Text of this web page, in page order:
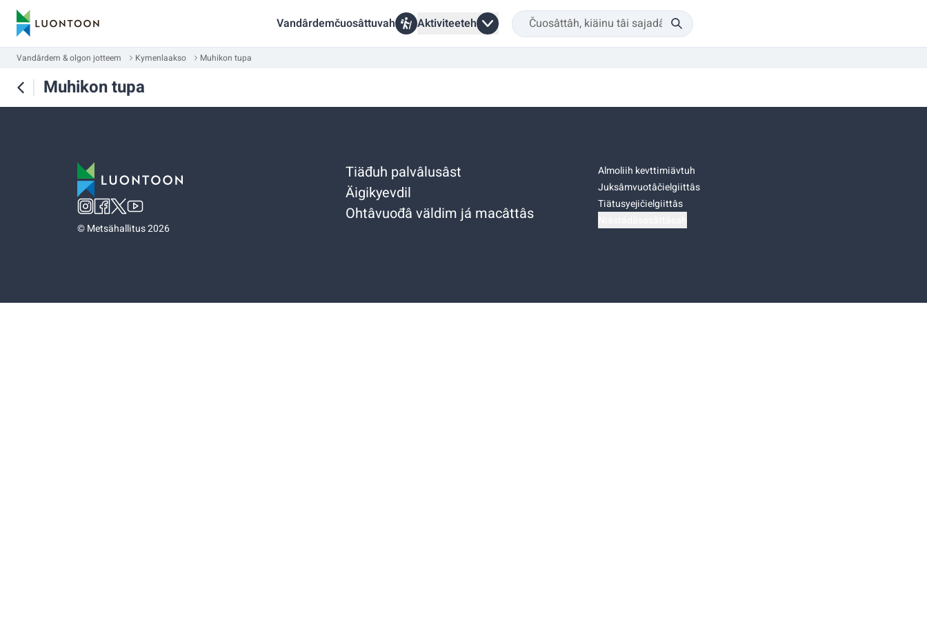
Vandârdemčuosâttuvah Aktiviteeteh
Vandârdem & olgon jotteem Kymenlaakso Muhikon tupa
Muhikon tupa
©Metsähallitus 2026
Tiäđuh palvâlusâst
Äigikyevdil
Ohtâvuođâ väldim já macâttâs
Almoliih kevttimiävtuh
Juksâmvuotâčielgiittâs
Tiätusyejičielgiittâs